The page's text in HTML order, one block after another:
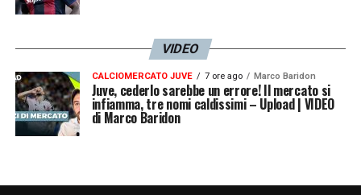
VIDEO
CALCIOMERCATO JUVE 7 ore ago Marco Baridon
Juve, cederlo sarebbe un errore! Il mercato si
infiamma, tre nomi caldissimi – Upload | VIDEO
di Marco Baridon